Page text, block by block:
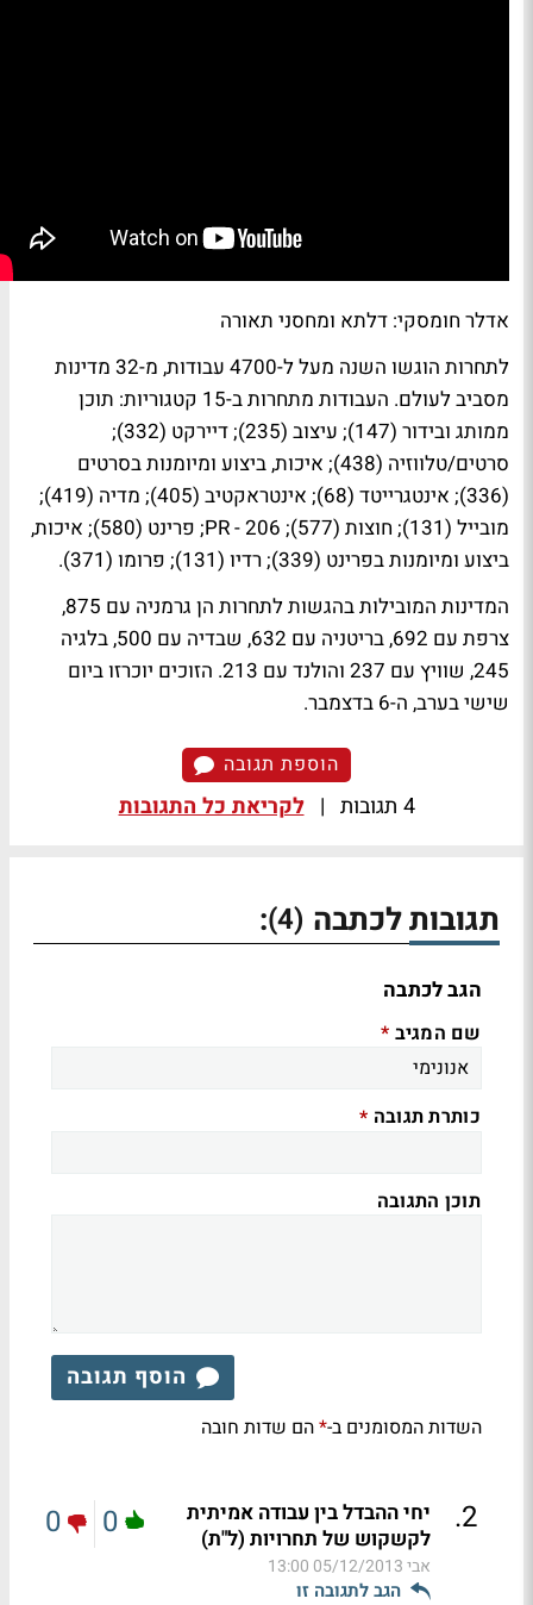
אדלר חומסקי: דלתא ומחסני תאורה
לתחרות הוגשו השנה מעל ל-4700 עבודות, מ-32 מדינות
מסביב לעולם. העבודות מתחרות ב-15 קטגוריות: תוכן
ממותג ובידור (147); עיצוב (235); דיירקט (332);
סרטים/טלווזיה (438); איכות, ביצוע ומיומנות בסרטים
(336); אינטגרייטד (68); אינטראקטיב (405); מדיה (419);
מובייל (131); חוצות (577); PR - 206; פרינט (580); איכות,
ביצוע ומיומנות בפרינט (339); רדיו (131); פרומו (371).
המדינות המובילות בהגשות לתחרות הן גרמניה עם 875,
צרפת עם 692, בריטניה עם 632, שבדיה עם 500, בלגיה
245, שוויץ עם 237 והולנד עם 213. הזוכים יוכרזו ביום
שישי בערב, ה-6 בדצמבר.
הוספת תגובה
4 תגובות | לקריאת כל התגובות
תגובות לכתבה (4)
:
הגב לכתבה
שם המגיב *
כותרת תגובה *
תוכן התגובה
הוסף תגובה
השדות המסומנים ב-*הם שדות חובה
2
.
יחי ההבדל בין עבודה אמיתית
לקשקוש של תחרויות (ל"ת)
אבי05/12/2013 13:00
הגב לתגובה זו
0
0